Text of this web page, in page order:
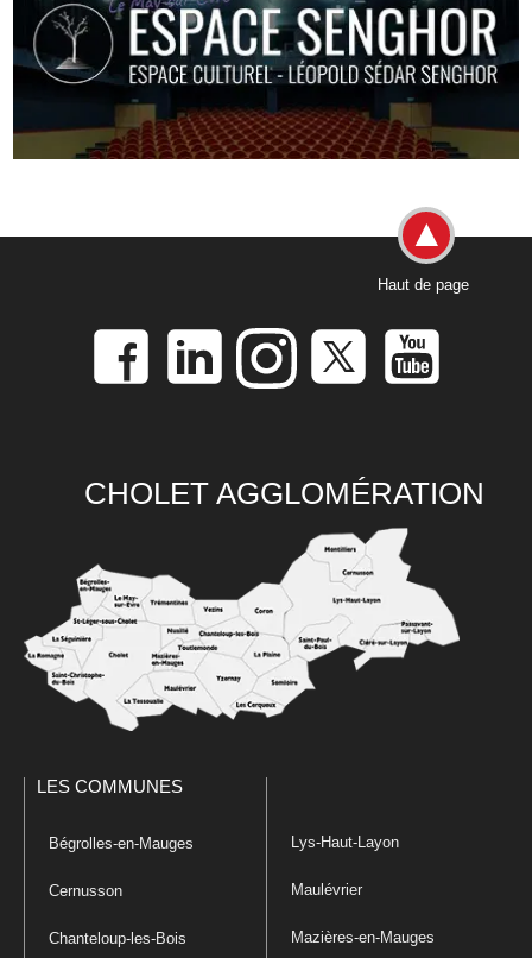
Haut de page
CHOLET AGGLOMÉRATION
LES COMMUNES
Bégrolles-en-Mauges
Cernusson
Chanteloup-les-Bois
Lys-Haut-Layon
Maulévrier
Mazières-en-Mauges